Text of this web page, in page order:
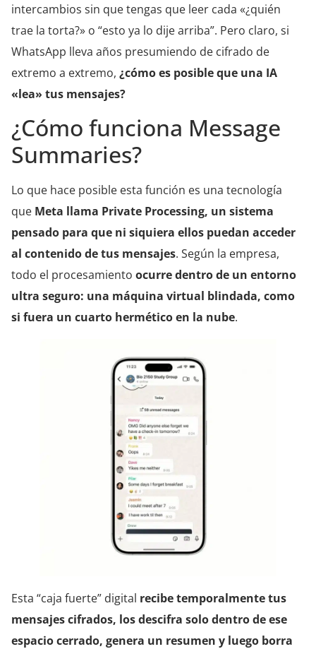
intercambios sin que tengas que leer cada «¿quién
trae la torta?» o “esto ya lo dije arriba”. Pero claro, si
WhatsApp lleva años presumiendo de cifrado de
extremo a extremo, ¿cómo es posible que una IA
«lea» tus mensajes?
¿Cómo funciona Message
Summaries?
Lo que hace posible esta función es una tecnología
que Meta llama Private Processing, un sistema
pensado para que ni siquiera ellos puedan acceder
al contenido de tus mensajes. Según la empresa,
todo el procesamiento ocurre dentro de un entorno
ultra seguro: una máquina virtual blindada, como
si fuera un cuarto hermético en la nube.
Esta “caja fuerte” digital recibe temporalmente tus
mensajes cifrados, los descifra solo dentro de ese
espacio cerrado, genera un resumen y luego borra